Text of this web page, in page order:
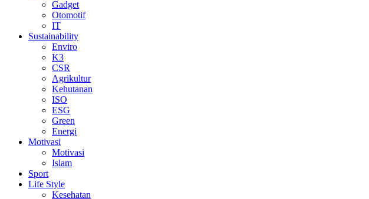
Gadget
Otomotif
IT
Sustainability
Enviro
K3
CSR
Agrikultur
Kehutanan
ISO
ESG
Green
Energi
Motivasi
Motivasi
Islam
Sport
Life Style
Kesehatan